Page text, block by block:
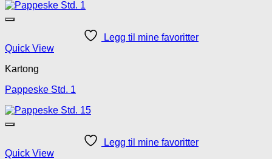
Legg til mine favoritter
Quick View
Kartong
Pappeske Std. 1
Legg til mine favoritter
Quick View